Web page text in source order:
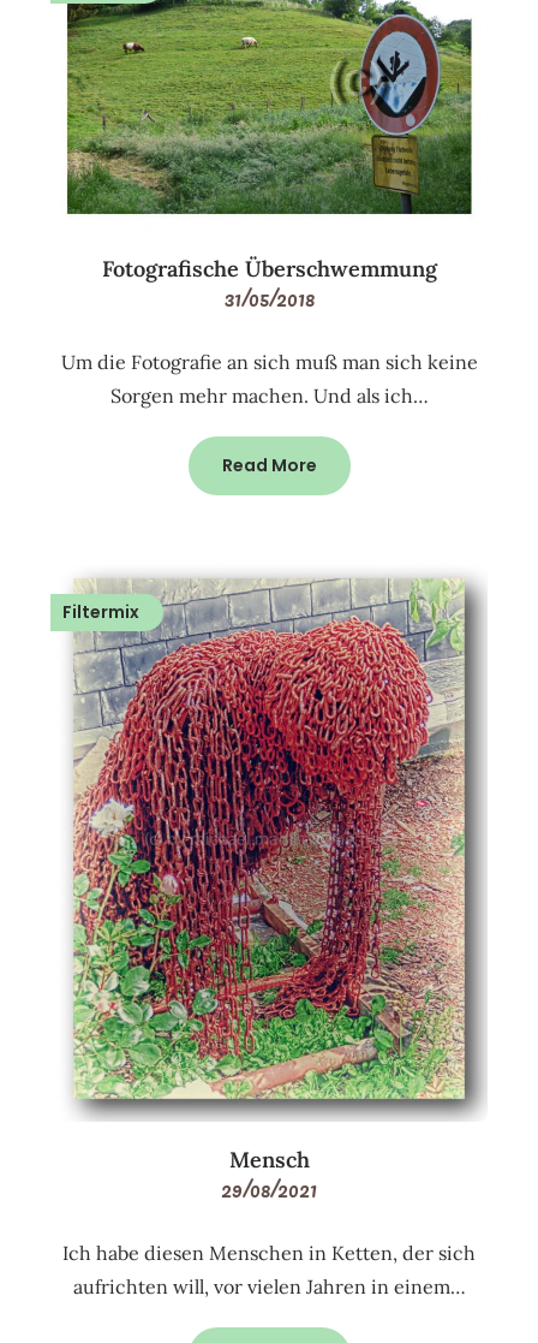
Fotografische Überschwemmung
31/05/2018
Um die Fotografie an sich muß man sich keine
Sorgen mehr machen. Und als ich…
Read More
Filtermix
Mensch
29/08/2021
Ich habe diesen Menschen in Ketten, der sich
aufrichten will, vor vielen Jahren in einem…